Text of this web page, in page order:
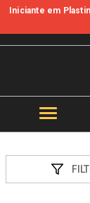
Iniciante em